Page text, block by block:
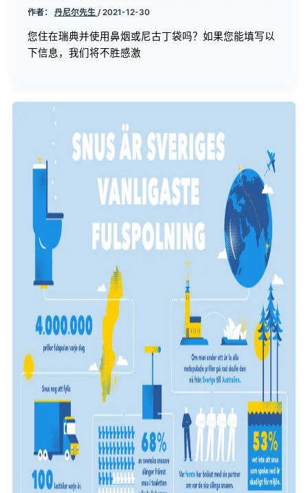
作者： 丹尼尔先生 /2021-12-30
您住在瑞典并使用鼻烟或尼古丁袋吗？如果您能填写以
下信息，我们将不胜感激